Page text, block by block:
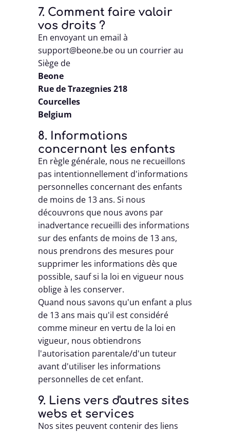
7. Comment faire valoir
vos droits ?
En envoyant un email à
support@beone.be ou un courrier au
Siège de
Beone
Rue de Trazegnies 218
Courcelles
Belgium
8. Informations
concernant les enfants
En règle générale, nous ne recueillons
pas intentionnellement d'informations
personnelles concernant des enfants
de moins de 13 ans. Si nous
découvrons que nous avons par
inadvertance recueilli des informations
sur des enfants de moins de 13 ans,
nous prendrons des mesures pour
supprimer les informations dès que
possible, sauf si la loi en vigueur nous
oblige à les conserver.
Quand nous savons qu'un enfant a plus
de 13 ans mais qu'il est considéré
comme mineur en vertu de la loi en
vigueur, nous obtiendrons
l'autorisation parentale/d'un tuteur
avant d'utiliser les informations
personnelles de cet enfant.
9. Liens vers d'autres sites
webs et services
Nos sites peuvent contenir des liens